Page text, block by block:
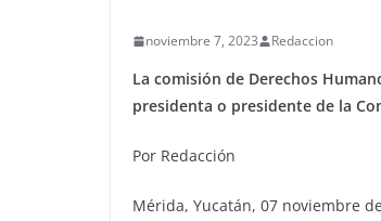
noviembre 7, 2023 Redaccion
La comisión de Derechos
presidenta o presidente de la
Por Redacción
Mérida, Yucatán, 07 noviembre